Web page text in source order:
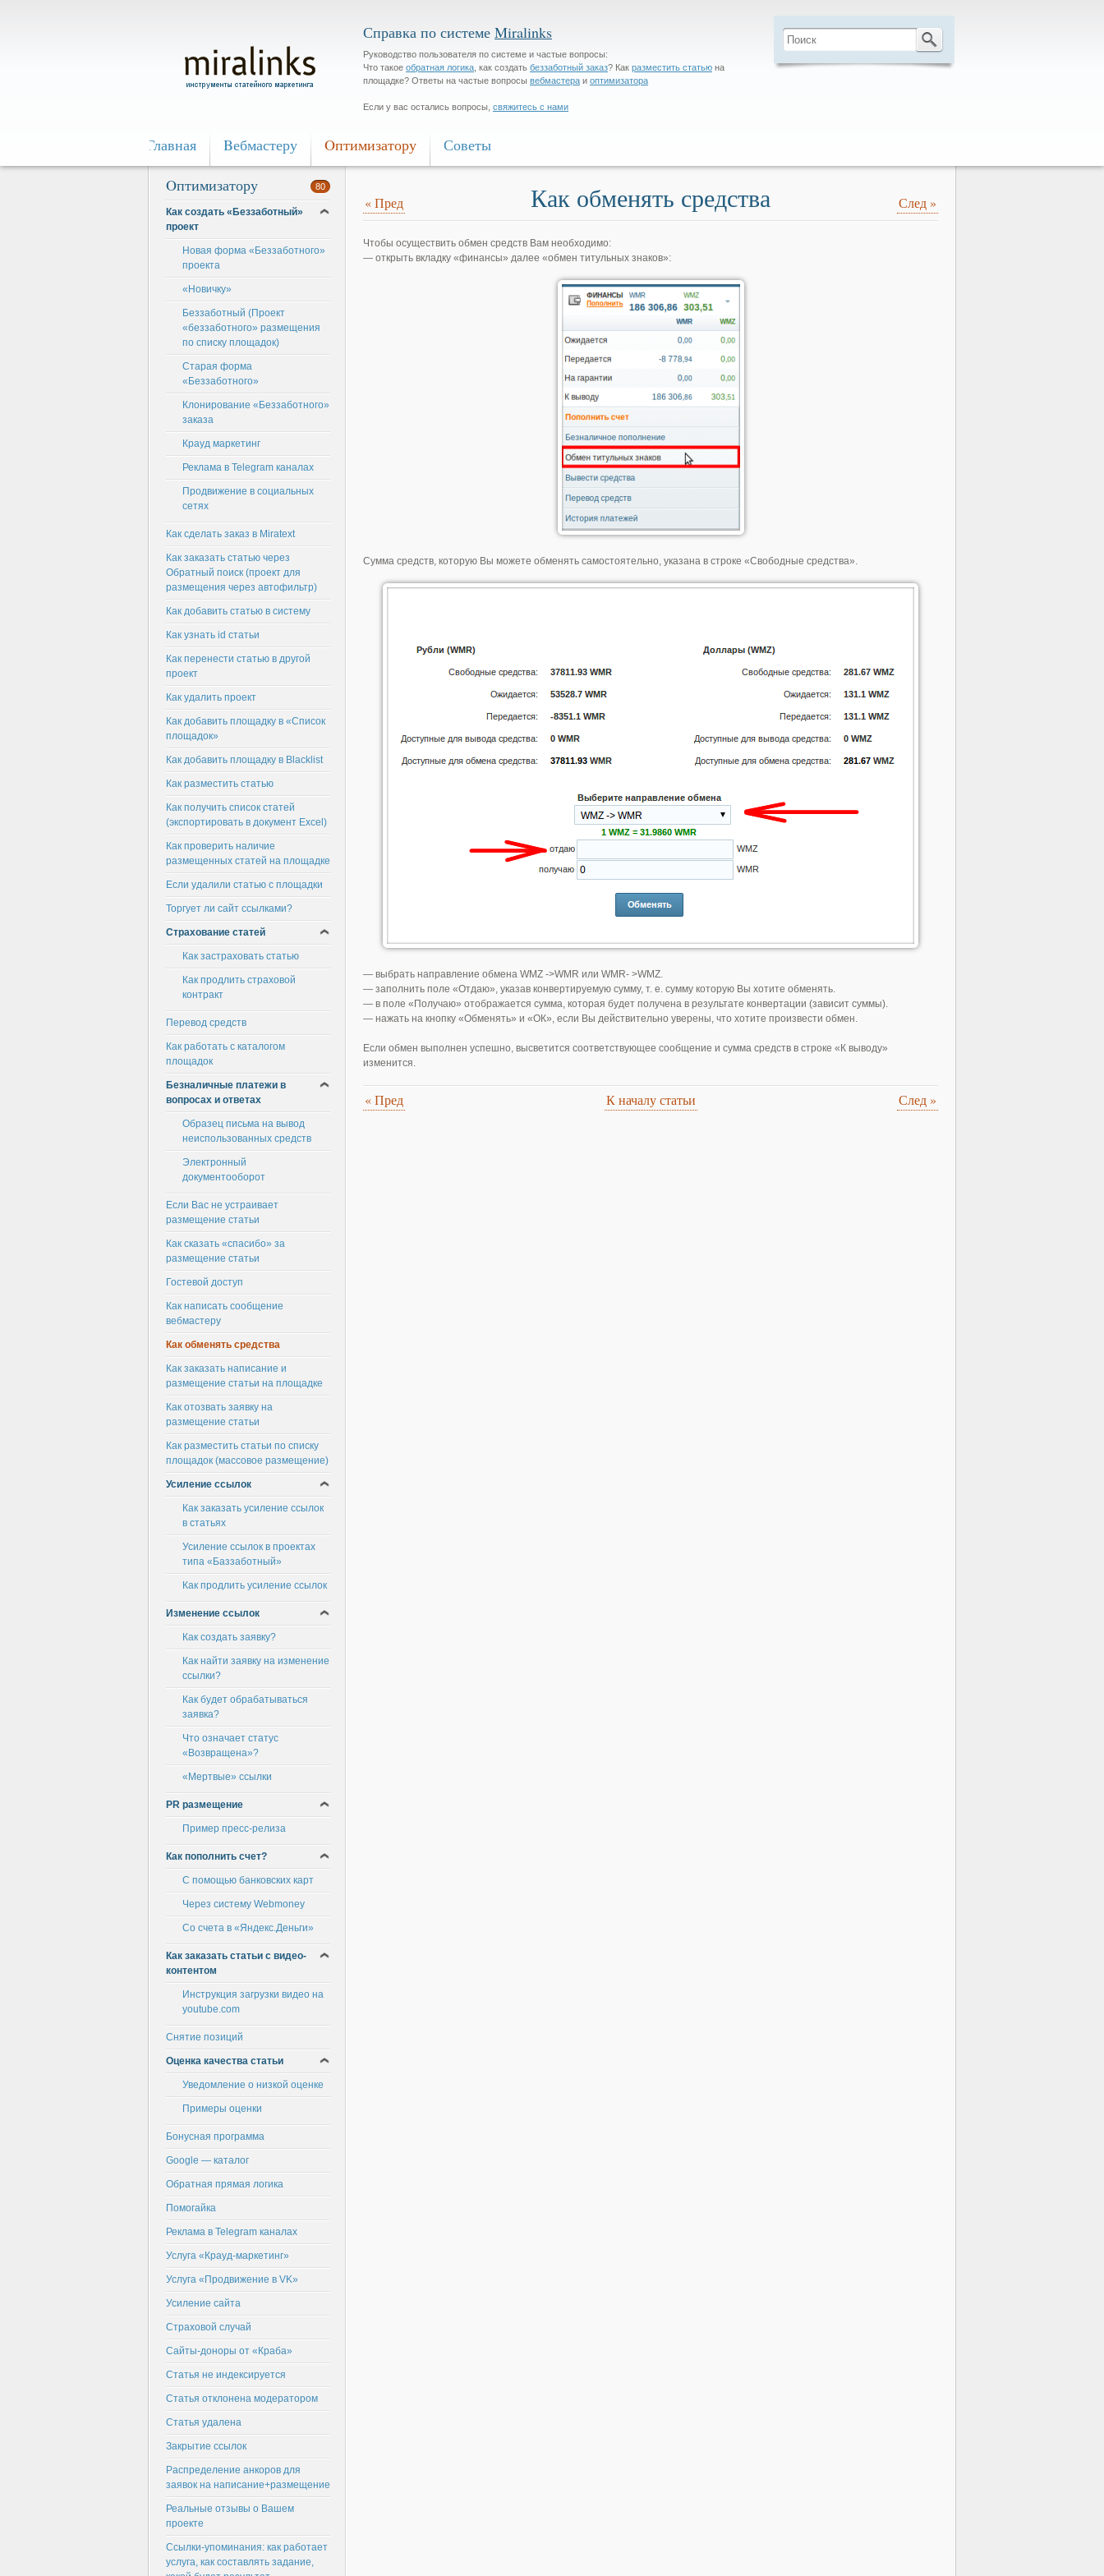
Справка по системе Miralinks
Руководство пользователя по системе и частые вопросы:
Что такое обратная логика , как создать беззаботный заказ? Как разместить статью на
площадке? Ответы на частые вопросы вебмастера и оптимизатора
Если у вас остались вопросы, свяжитесь с нами
Главная Bебмастеру Oптимизатору Советы
«Пред След»
Как обменять средства
Чтобы осуществить обмен средств Вам необходимо:
— открыть вкладку «финансы» далее «обмен титульных знаков»:
Сумма средств, которую Вы можете обменять самостоятельно, указана в строке «Свободные средства».
— выбрать направление обмена WMZ ->WMR или WMR- >WMZ.
— заполнить поле «Отдаю», указав конвертируемую сумму, т. е. cумму которую Вы хотите обменять.
— в поле «Получаю» отображается сумма, которая будет получена в результате конвертации (зависит суммы).
— нажать на кнопку «Обменять» и «ОК», если Вы действительно уверены, что хотите произвести обмен.
Если обмен выполнен успешно, высветится соответствующее сообщение и сумма средств в строке «К выводу»
изменится.
«Пред К началу статьи След»
Oптимизатору 80
Как создать «Беззаботный»
проект
Новая форма «Беззаботного»
проекта
«Новичку»
Беззаботный (Проект
«беззаботного» размещения
по списку площадок)
Старая форма
«Беззаботного»
Клонирование «Беззаботного»
заказа
Крауд маркетинг
Реклама в Telegram каналах
Продвижение в социальных
сетях
Как сделать заказ в Miratext
Как заказать статью через
Обратный поиск (проект для
размещения через автофильтр)
Как добавить статью в систему
Как узнать id статьи
Как перенести статью в другой
проект
Как удалить проект
Как добавить площадку в «Список
площадок»
Как добавить площадку в Blacklist
Как разместить статью
Как получить список статей
(экспортировать в документ Excel)
Как проверить наличие
размещенных статей на площадке
Если удалили статью с площадки
Торгует ли сайт ссылками?
Страхование статей
Как застраховать статью
Как продлить страховой
контракт
Перевод средств
Как работать с каталогом
площадок
Безналичные платежи в
вопросах и ответах
Образец письма на вывод
неиспользованных средств
Электронный
документооборот
Если Вас не устраивает
размещение статьи
Как сказать «спасибо» за
размещение статьи
Гостевой доступ
Как написать сообщение
вебмастеру
Как обменять средства
Как заказать написание и
размещение статьи на площадке
Как отозвать заявку на
размещение статьи
Как разместить статьи по списку
площадок (массовое размещение)
Усиление ссылок
Как заказать усиление ссылок
в статьях
Усиление ссылок в проектах
типа «Баззаботный»
Как продлить усиление ссылок
Изменение ссылок
Как создать заявку?
Как найти заявку на изменение
ссылки?
Как будет обрабатываться
заявка?
Что означает статус
«Возвращена»?
«Мертвые» ссылки
PR размещение
Пример пресс-релиза
Как пополнить счет?
С помощью банковских карт
Через систему Webmoney
Со счета в «Яндекс.Деньги»
Как заказать статьи с видео-
контентом
Инструкция загрузки видео на
youtube.com
Снятие позиций
Оценка качества статьи
Уведомление о низкой оценке
Примеры оценки
Бонусная программа
Google — каталог
Обратная прямая логика
Помогайка
Реклама в Telegram каналах
Услуга «Крауд-маркетинг»
Услуга «Продвижение в VK»
Усиление сайта
Страховой случай
Сайты-доноры от «Краба»
Статья не индексируется
Статья отклонена модератором
Статья удалена
Закрытие ссылок
Распределение анкоров для
заявок на написание+размещение
Реальные отзывы о Вашем
проекте
Ссылки-упоминания: как работает
услуга, как составлять задание,